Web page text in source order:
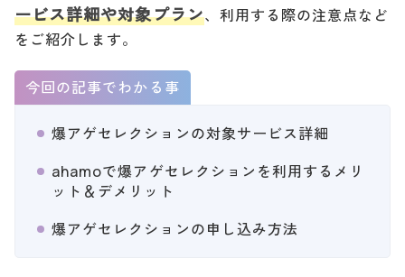
ービス詳細や対象プラン、利用する際の注意点など
をご紹介します。
今回の記事でわかる事
爆アゲセレクションの対象サービス詳細
ahamoで爆アゲセレクションを利用するメリ
ット＆デメリット
爆アゲセレクションの申し込み方法